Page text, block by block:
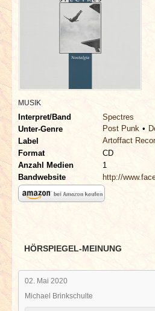
VERLOSUNGEN
INTERVIEWS
REDAKTION
LINKS
ARCHIV
MUSIK
Interpret/Band
Spectres
Unter-Genre
Post Punk
Label
Artoffact
Format
CD
Anzahl Medien
1
Bandwebsite
http://
HÖRSPIEGEL-MEINUNG
02. Mai 2020
Michael Brinkschulte